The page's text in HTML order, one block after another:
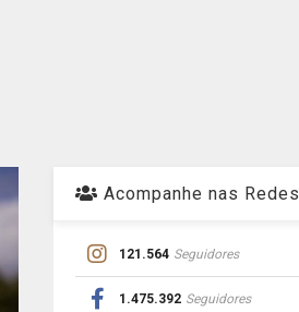
Acompanhe nas Redes
121.564 Seguidores
1.475.392 Seguidores